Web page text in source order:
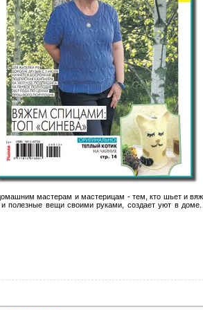
мастерам и мастерицам - тем, кто шьет и
и полезные вещи своими руками, создает уют в